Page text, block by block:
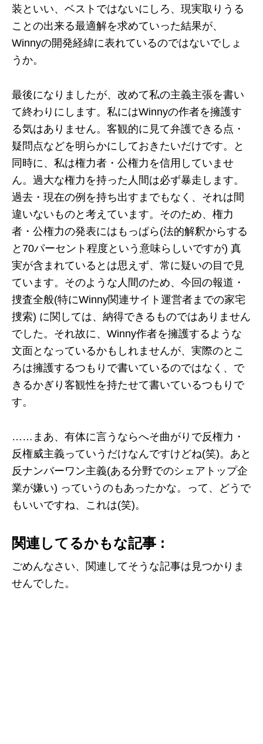
装といい、ベストではないにしろ、現実取りうる
ことの出来る最適解を求めていった結果が、
Winnyの開発経緯に表れているのではないでしょ
うか。
最後になりましたが、改めて私の主義主張を書い
て終わりにします。私にはWinnyの作者を擁護す
る気はありません。客観的に見て弁護できる点・
疑問点などを明らかにしておきたいだけです。と
同時に、私は権力者・公権力を信用していませ
ん。過大な権力を持った人間は必ず暴走します。
過去・現在の例を持ち出すまでもなく、それは間
違いないものと考えています。そのため、権力
者・公権力の発表にはもっぱら(法的解釈からする
と70パーセント程度という意味らしいですが) 真
実が含まれているとは思えず、常に疑いの目で見
ています。そのような人間のため、今回の報道・
捜査全般(特にWinny関連サイト運営者までの家宅
捜索) に関しては、納得できるものではありません
でした。それ故に、Winny作者を擁護するような
文面となっているかもしれませんが、実際のとこ
ろは擁護するつもりで書いているのではなく、で
きるかぎり客観性を持たせて書いているつもりで
す。
……まあ、有体に言うならへそ曲がりで反権力・
反権威主義っていうだけなんですけどね(笑)。あと
反ナンバーワン主義(ある分野でのシェアトップ企
業が嫌い) っていうのもあったかな。って、どうで
もいいですね、これは(笑)。
関連してるかもな記事 :
ごめんなさい、関連してそうな記事は見つかりま
せんでした。